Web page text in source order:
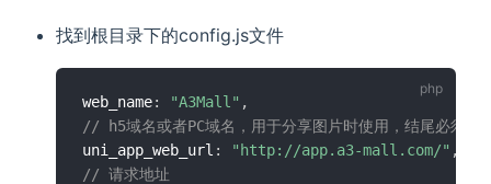
找到根目录下的config.js文件
web_name: "A3Mall" ,
// h5域名或者PC域名，用于分享图片时使用，结尾必须
uni_app_web_url : "http://app.a3-mall.com/" ,
// 请求地址